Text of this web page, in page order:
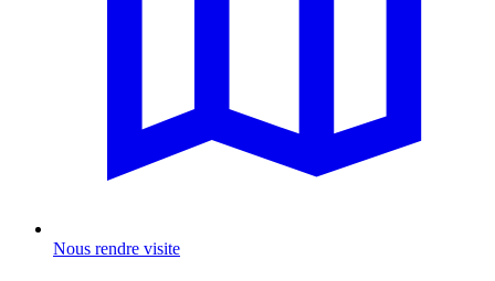
Nous rendre visite